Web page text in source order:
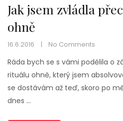
Jak jsem zvládla
ohně
16.6.2016 No Comments
Ráda bych se s vámi podělila o
rituálu ohně, který jsem
se dostávám až teď, skoro po
dnes …